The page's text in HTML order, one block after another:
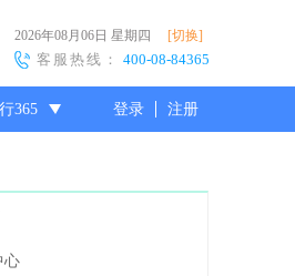
2026年08月06日 星期四 [切换]
客服热线： 400-08-84365
365 登录 注册
心